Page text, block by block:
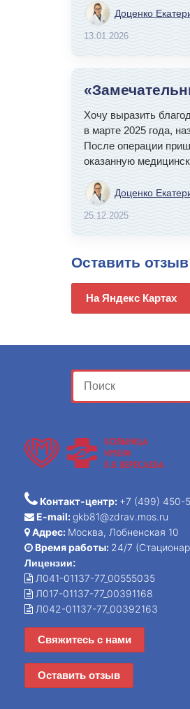
Доценко
13.01.2026
Хочу выразить
в марте 2025 года,
После операции
оказанную
Доценко
25.12.2025
Оставить отзыв
На Яндекс Картах
Контакт-центр: +7 (499) 450-
E-mail:gkb81@zdrav.mos.ru
Адрес: Москва, Лобненская 10
Время работы: 24/7
Лицензии:
Л041-01137-77_00555035
Л017-01137-77_00391168
Л042-01137-77_00392163
Свяжитесь с нами
Оставить отзыв